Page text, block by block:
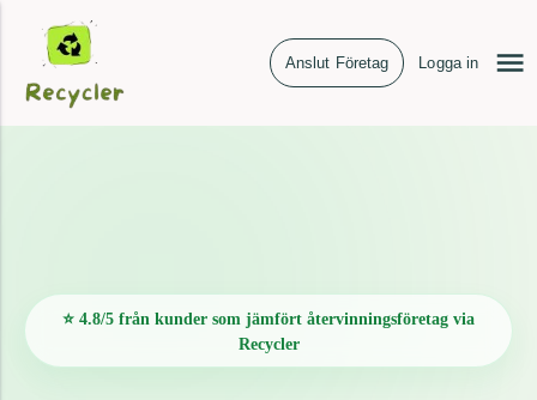
Anslut Företag Logga in
⭐ 4.8/5 från kunder som jämfört återvinningsföretag via
Recycler